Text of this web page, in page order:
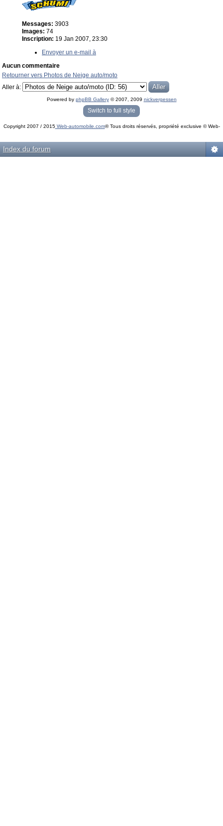
Messages: 3903
Images: 74
Inscription: 19 Jan 2007, 23:30
Envoyer un e-mail à
Aucun commentaire
Retourner vers Photos de Neige auto/moto
Aller à:
Powered by phpBB Gallery© 2007, 2009 nickvergessen
« phpBB Gallery » - Traduction française par
darky
Switch to full style
Copyright 2007 / 2015Web-automobile.com® Tous droits réservés, propriété exclusive © Web-
Index du forum